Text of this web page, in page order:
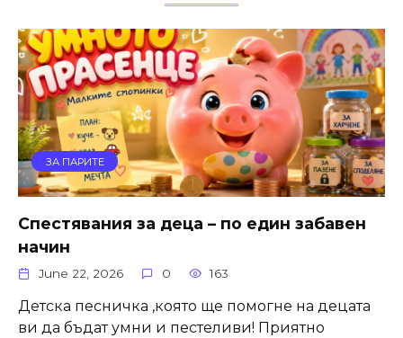
ЗА ПАРИТЕ
Спестявания за деца – по един забавен
начин
June 22, 2026 0 163
Детска песничка ,която ще помогне на децата
ви да бъдат умни и пестеливи! Приятно